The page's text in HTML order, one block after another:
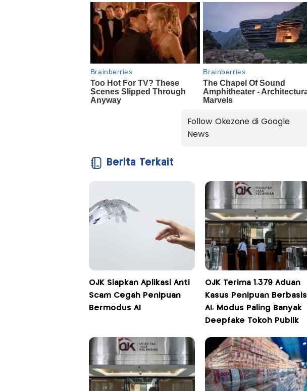
Follow Okezone di Google
News
Berita Terkait
OJK Siapkan Aplikasi Anti
Scam Cegah Penipuan
Bermodus AI
OJK Terima 1.379 Aduan
Kasus Penipuan Berbasis
AI, Modus Paling Banyak
Deepfake Tokoh Publik